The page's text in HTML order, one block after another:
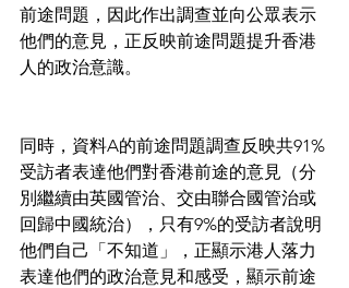
前途問題，因此作出調查並向公眾表示
他們的意見，正反映前途問題提升香港
人的政治意識。
同時，資料A的前途問題調查反映共91%
受訪者表達他們對香港前途的意見（分
別繼續由英國管治、交由聯合國管治或
回歸中國統治），只有9%的受訪者說明
他們自己「不知道」，正顯示港人落力
表達他們的政治意見和感受，顯示前途